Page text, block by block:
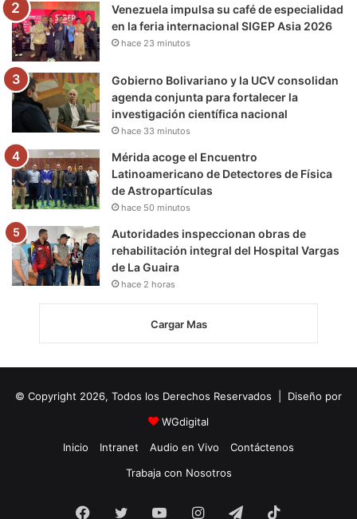
m
Venezuela impulsa su café de especialidad
en la feria internacional SIGEP Asia 2026
hace 23 minutos
Gobierno Bolivariano y la UCV consolidan
agenda conjunta para fortalecer la
investigación científica nacional
hace 33 minutos
Mérida acoge el Encuentro
Latinoamericano de Detectores de Física
de Astropartículas
hace 50 minutos
Autoridades inspeccionan obras de
rehabilitación integral del Hospital Vargas
de La Guaira
hace 2 horas
Cargar Mas
© Copyright 2026, Todos los Derechos Reservados | Diseño por
WGdigital
Inicio
Intranet Audio en Vivo
Contáctenos
Trabaja con Nosotros
Facebook
Twitter YouTubeInstagramTelegram